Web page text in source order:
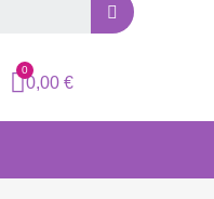
0,00 €